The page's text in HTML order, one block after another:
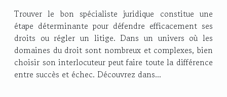
Trouver le bon spécialiste juridique constitue une
étape déterminante pour défendre efficacement ses
droits ou régler un litige. Dans un univers où les
domaines du droit sont nombreux et complexes, bien
choisir son interlocuteur peut faire toute la différence
entre succès et échec. Découvrez dans...